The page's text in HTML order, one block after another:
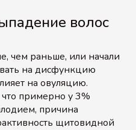
волос
чем раньше, или начали
на дисфункцию
на овуляцию.
примерно у 3%
причина
щитовидной